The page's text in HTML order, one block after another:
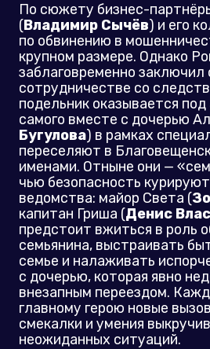
По сюжету бизнес-
(Владимир Сычёв) и его
по обвинению в
крупном размере. Однако
заблаговременно заключил
сотрудничестве со
подельник оказывается под
самого вместе с дочерью
Бугулова) в рамках
переселяют в
именами. Отныне они —
чью безопасность
ведомства: майор Света (
капитан Гриша (Денис
предстоит вжиться в роль
семьянина, выстраивать
семье и налаживать
с дочерью, которая явно
внезапным переездом.
главному герою новые
смекалки и умения
неожиданных ситуаций.